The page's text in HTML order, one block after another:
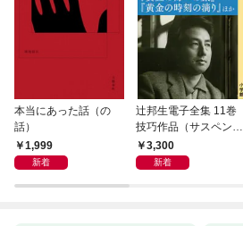
本当にあった話（の
話）
1,999
新着
辻邦生電子全集 11巻
技巧作品（サスペン
ス・ミステリー） 『眞
晝の海への旅』『黄金
3,300
新着